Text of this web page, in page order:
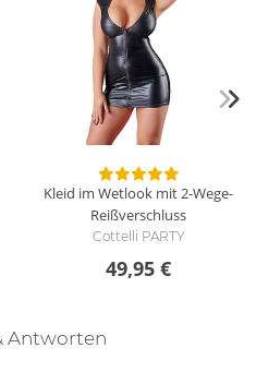
Kleid im Wetlook mit 2-Wege-
Reißverschluss
Cottelli PARTY
49,95 €
Antworten